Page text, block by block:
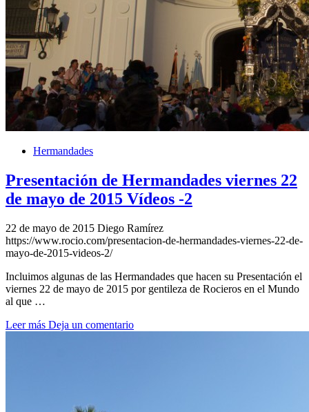
Hermandades
Presentación de Hermandades viernes 22
de mayo de 2015 Vídeos -2
22 de mayo de 2015 Diego Ramírez
https://www.rocio.com/presentacion-de-hermandades-viernes-22-de-
mayo-de-2015-videos-2/
Incluimos algunas de las Hermandades que hacen su Presentación el
viernes 22 de mayo de 2015 por gentileza de Rocieros en el Mundo
al que …
Leer más Deja un comentario